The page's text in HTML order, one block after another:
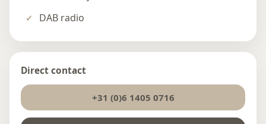
DAB radio
Direct contact
+31 (0)6 1405 0716